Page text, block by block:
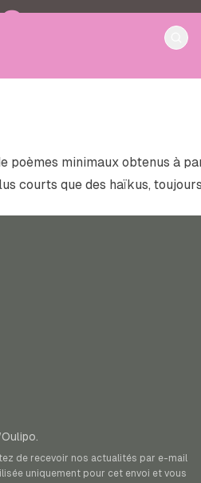
poèmes minimaux obtenus à
courts que des haïkus,
de recevoir nos actualités par e-mail
uniquement pour cet envoi et vous